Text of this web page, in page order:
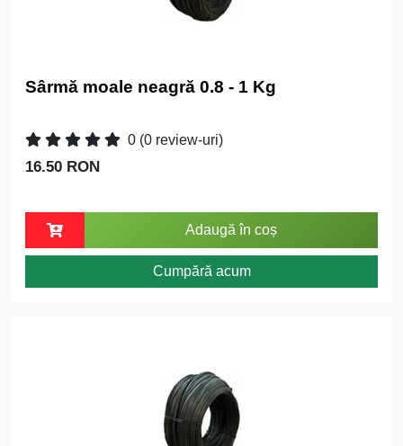
Sârmă moale neagră 0.8 - 1 Kg
0 (0 review-uri)
16.50 RON
Adaugă în coș
Cumpără acum